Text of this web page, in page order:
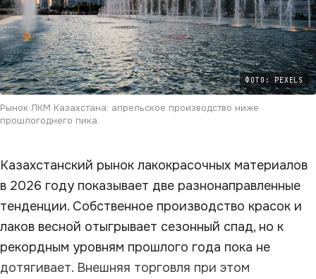
ФОТО: PEXELS
Рынок ЛКМ Казахстана: апрельское производство ниже
прошлогоднего пика.
Казахстанский рынок лакокрасочных материалов
в 2026 году показывает две разнонаправленные
тенденции. Собственное производство красок и
лаков весной отыгрывает сезонный спад, но к
рекордным уровням прошлого года пока не
дотягивает. Внешняя торговля при этом